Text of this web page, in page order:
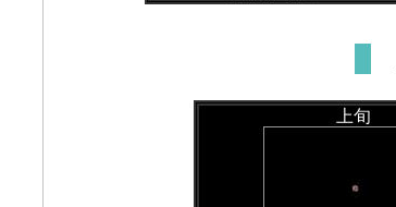
上旬